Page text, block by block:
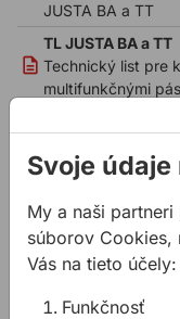
JUSTA BA a TT
TL JUSTA BA a TT
Technický list pre
multifunkčnými
Súvisiace
Svoje
My a naši
súborov Cookies,
Vás na tieto účely:
Funkčnosť